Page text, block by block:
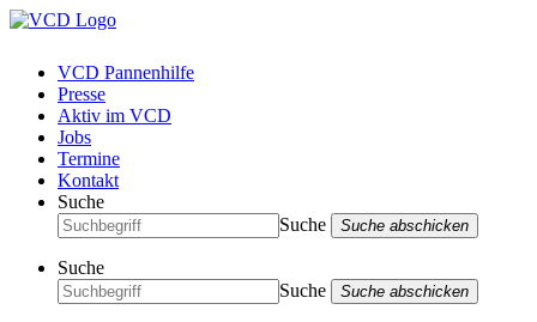
VCD Pannenhilfe
Presse
Aktiv im VCD
Jobs
Termine
Kontakt
Suche
Suche
Suche abschicken
Suche
Suche
Suche abschicken